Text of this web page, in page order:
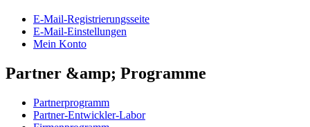
E-Mail-Registrierungsseite
E-Mail-Einstellungen
Mein Konto
Partner &amp; Programme
Partnerprogramm
Partner-Entwickler-Labor